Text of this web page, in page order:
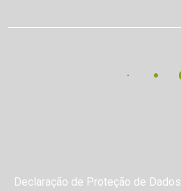
Declaração de Proteção de Dados